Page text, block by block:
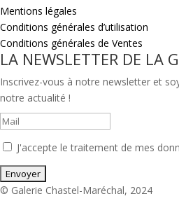
Mentions légales
Conditions générales d’utilisation
Conditions générales de Ventes
LA NEWSLETTER DE LA
Inscrivez-vous à notre newsletter et
notre actualité !
J'accepte le traitement de mes
© Galerie Chastel-Maréchal, 2024